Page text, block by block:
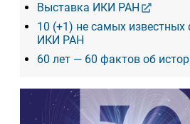
Выставка ИКИ РАН
10 (+1) не самых известных
ИКИ РАН
60 лет — 60 фактов об